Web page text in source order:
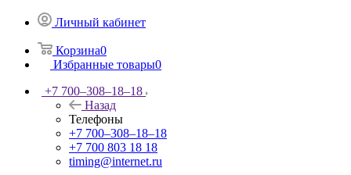
Личный кабинет
Корзина0
Избранные товары0
+7 700‒308‒18‒18
Назад
Телефоны
+7 700‒308‒18‒18
+7 700 803 18 18
timing@internet.ru